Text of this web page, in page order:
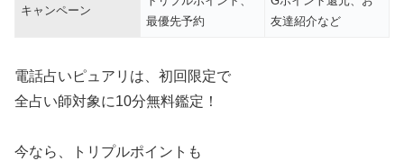
キャンペーン
最優先予約
友達紹介など
電話占いピュアリは、初回限定で
全占い師対象に10分無料鑑定！
今なら、トリプルポイントも